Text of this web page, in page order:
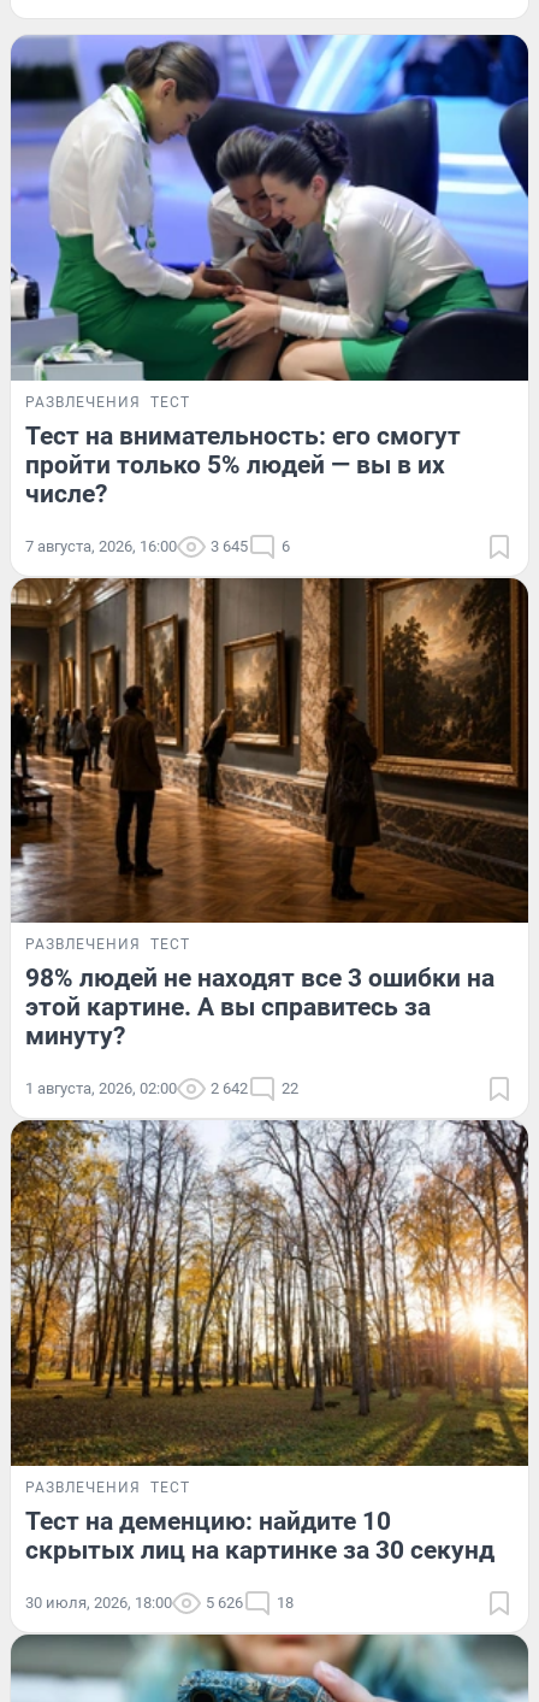
РАЗВЛЕЧЕНИЯ ТЕСТ
Тест на внимательность: его смогут
пройти только 5% людей — вы в их
числе?
7 августа, 2026, 16:00 3 645 6
РАЗВЛЕЧЕНИЯ ТЕСТ
98% людей не находят все 3 ошибки на
этой картине. А вы справитесь за
минуту?
1 августа, 2026, 02:00 2 642 22
РАЗВЛЕЧЕНИЯ ТЕСТ
Тест на деменцию: найдите 10
скрытых лиц на картинке за 30 секунд
30 июля, 2026, 18:00 5 626 18